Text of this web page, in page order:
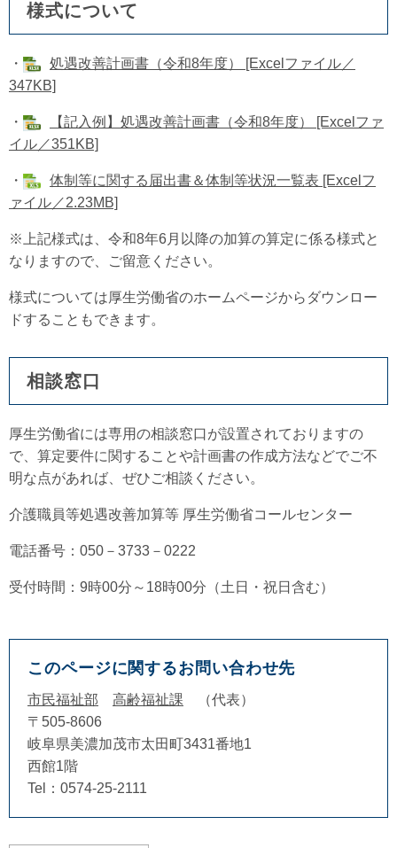
様式について
・
処遇改善計画書（令和8年度） [Excelファイル／
347KB]
・
【記入例】処遇改善計画書（令和8年度） [Excelファ
イル／351KB]
・
体制等に関する届出書＆体制等状況一覧表 [Excelフ
ァイル／2.23MB]
※上記様式は、令和8年6月以降の加算の算定に係る様式と
なりますので、ご留意ください。
様式については厚生労働省のホームページからダウンロー
ドすることもできます。
相談窓口
厚生労働省には専用の相談窓口が設置されておりますの
で、算定要件に関することや計画書の作成方法などでご不
明な点があれば、ぜひご相談ください。
介護職員等処遇改善加算等 厚生労働省コールセンター
電話番号：050－3733－0222
受付時間：9時00分～18時00分（土日・祝日含む）
このページに関するお問い合わせ先
市民福祉部 高齢福祉課
代表
〒505-8606
岐阜県美濃加茂市太田町3431番地1
西館1階
Tel：0574-25-2111